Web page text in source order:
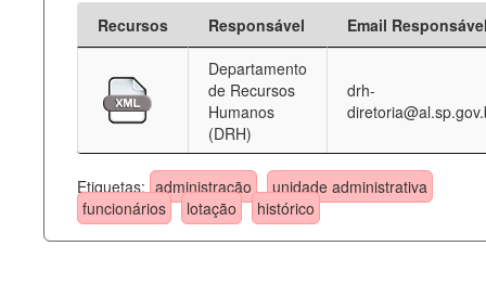
Recursos Responsável
Email
Departamento
de Recursos
Humanos
(DRH)
drh-
Etiquetas: administração
unidade administrativa
funcionários
lotação histórico